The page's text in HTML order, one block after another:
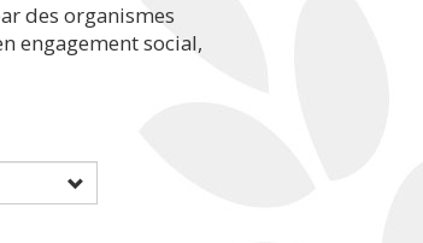
des organismes
engagement social,